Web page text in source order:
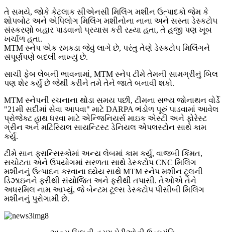
તે સમયે, જોકે કેટલાક સીએનસી મિલિંગ મશીન ઉત્પાદકો જેમ કે
શોપબોટ અને એપિલોગ મિલિંગ મશીનોના નાના અને સસ્તા ડેસ્કટોપ
સંસ્કરણો બહાર પાડવાનો પ્રયાસ કરી રહ્યા હતા, તે હજી પણ ખૂબ
ખર્ચાળ હતા.
MTM સ્નેપ એક રમકડા જેવું લાગે છે, પરંતુ તેણે ડેસ્કટોપ મિલિંગને
સંપૂર્ણપણે બદલી નાખ્યું છે.
સાચી ફેબ લેબની ભાવનામાં, MTM સ્નેપ ટીમે તેમની સામગ્રીનું બિલ
પણ શેર કર્યું છે જેથી કરીને તમે તેને જાતે બનાવી શકો.
MTM સ્નેપની રચનાના થોડા સમય પછી, ટીમના સભ્ય જોનાથન વોર્ડે
"21મી સદીમાં સેવા આપવા" માટે DARPA ભંડોળ પૂરું પાડવામાં આવેલ
પ્રોજેક્ટ હાથ ધરવા માટે એન્જિનિયર્સ માઇક એસ્ટી અને ફોરેસ્ટ
ગ્રીન અને મટિરિયલ સાયન્ટિસ્ટ ડેનિયલ એપલસ્ટોન સાથે કામ
કર્યું.
ટીમે સાન ફ્રાન્સિસ્કોમાં અન્ય લેબમાં કામ કર્યું, વાજબી કિંમત,
સચોટતા અને ઉપયોગમાં સરળતા સાથે ડેસ્કટોપ CNC મિલિંગ
મશીનનું ઉત્પાદન કરવાના ધ્યેય સાથે MTM સ્નેપ મશીન ટૂલની
ડિઝાઇનને ફરીથી સંયોજિત અને ફરીથી તપાસી. તેઓએ તેને
અધરમિલ નામ આપ્યું, જે બેન્ટમ ટૂલ્સ ડેસ્કટોપ પીસીબી મિલિંગ
મશીનનું પુરોગામી છે.